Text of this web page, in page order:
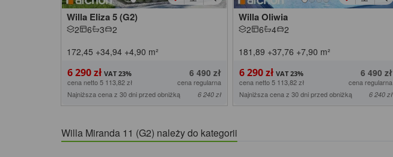
Willa Eliza 5 (G2)
2 6 3
2
172,45 +34,94 +4,90 m²
6 290 zł 6 490 zł
cena netto 5 113,82 zł
cena regularna
Najniższa cena z 30 dni przed obniżką
6 240 zł
Willa Oliwia
2 6 4
2
181,89 +37,76 +7,90 m²
6 290 zł 6 490 zł
cena netto 5 113,82 zł
cena regularna
Najniższa cena z 30 dni przed obniżką
6 240 zł
Willa Miranda 11 (G2) należy do kategorii